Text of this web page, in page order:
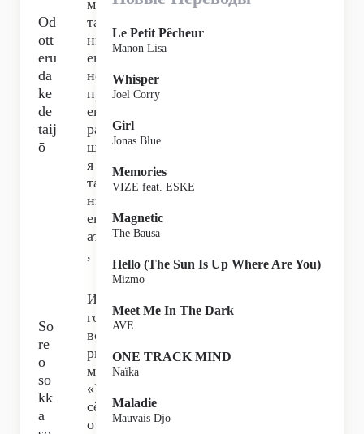
Od
ott
eru
da
ke
de
taij
ō
м с
та
нц
ев
не
пр
ек
ра
ща
я
та
нц
ев
ать
,
So
re
o
so
kk
a
И
го
во
ри
м:
«В
сё
о’к
Le Petit Pêcheur
Manon Lisa
Whisper
Joel Corry
Girl
Jonas Blue
Memories
VIZE feat. ESKE
Magnetic
The Bausa
Hello (The Sun Is Up Where Are You)
Mizmo
Meet Me In The Dark
AVE
ONE TRACK MIND
Naïka
Maladie
Mauvais Djo